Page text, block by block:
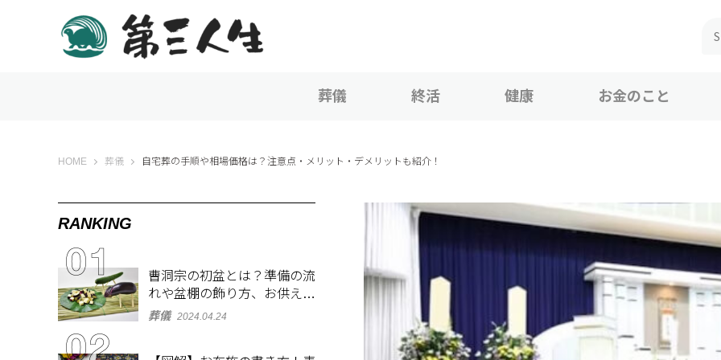
葬儀 終活 健康 お金のこと
HOME 第三人生 〜寄り道の歩き方〜
葬儀 自宅葬の手順や相場価格は？注意点・メリット・デメリットも紹介！
RANKING
曹洞宗の初盆とは？準備の流
れや盆棚の飾り方、お供え物
を解説
葬儀 2024.04.24